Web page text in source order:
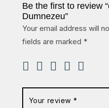
Be the first to review
Dumnezeu”
Your email address will
fields are marked *